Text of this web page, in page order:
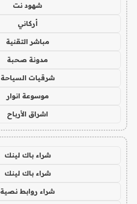
شهود نت
أركاني
مباشر التقنية
مدونة صحبة
شرقيات السياحة
موسوعة انوار
اشراق الأرباح
شراء باك لينك
شراء باك لينك
شراء روابط نصية